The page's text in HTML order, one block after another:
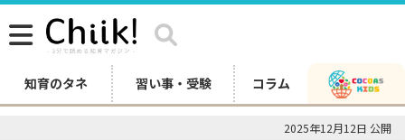
知育のタネ 習い事・受験 コラム
2025年12月12日 公開